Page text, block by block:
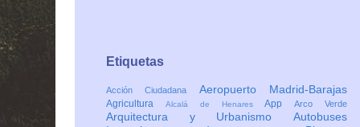
Etiquetas
Acción Ciudadana Aeropuerto Madrid-Barajas
Agricultura Alcalá de HenaresAppArco Verde
Arquitectura y Urbanismo Autobuses